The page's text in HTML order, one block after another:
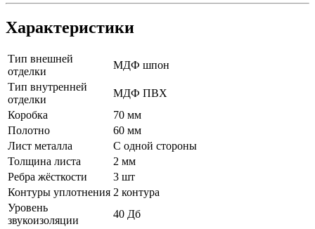
Характеристики
Тип внешней
отделки
МДФ шпон
Тип внутренней
отделки
МДФ ПВХ
Коробка
70 мм
Полотно
60 мм
Лист металла
С одной стороны
Толщина листа
2 мм
Ребра жёсткости
3 шт
Контуры уплотнения 2 контура
Уровень
звукоизоляции
40 Дб